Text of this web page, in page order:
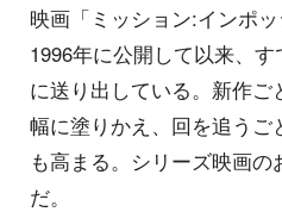
映画「ミッション:インポ
1996年に公開して以来、
に送り出している。新作
幅に塗りかえ、回を追うご
も高まる。シリーズ映画
だ。